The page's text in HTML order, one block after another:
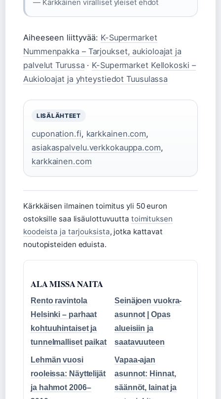
— Kärkkäinen viralliset yleiset ehdot
Aiheeseen liittyvää: K-Supermarket
Nummenpakka – Tarjoukset, aukioloajat ja
palvelut Turussa · K-Supermarket Kellokoski –
Aukioloajat ja yhteystiedot Tuusulassa
LISÄLÄHTEET
cuponation.fi, karkkainen.com,
asiakaspalvelu.verkkokauppa.com,
karkkainen.com
Kärkkäisen ilmainen toimitus yli 50 euron
ostoksille saa lisäulottuvuutta toimituksen
koodeista ja tarjouksista, jotka kattavat
noutopisteiden eduista.
ALA MISSA NAITA
Rento ravintola
Helsinki – parhaat
kohtuuhintaiset ja
tunnelmalliset paikat
Seinäjoen vuokra-
asunnot | Opas
alueisiin ja
saatavuuteen
Lehmän vuosi
rooleissa: Näyttelijät
ja hahmot 2006–
Vapaa-ajan
asunnot: Hinnat,
säännöt, lainat ja